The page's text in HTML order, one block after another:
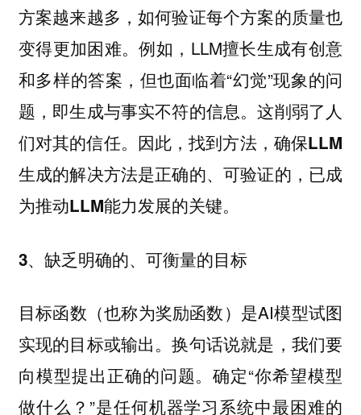
方案越来越多，如何验证每个方案的质量也
变得更加困难。例如，LLM擅长生成有创意
和多样的答案，但也面临着“幻觉”现象的问
题，即生成与事实不符的信息。这削弱了人
们对其的信任。因此，找到方法，确保LLM
生成的解决方法是正确的、可验证的，已成
为推动LLM能力发展的关键。
3、缺乏明确的、可衡量的目标
目标函数（也称为奖励函数）是AI模型试图
实现的目标或输出。换句话说就是，我们要
向模型提出正确的问题。确定“你希望模型
做什么？”是任何机器学习系统中最困难的